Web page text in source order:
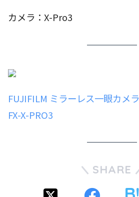
カメラ：X-Pro3
FUJIFILM ミラーレス一眼カメ
FX-X-PRO3
SHARE